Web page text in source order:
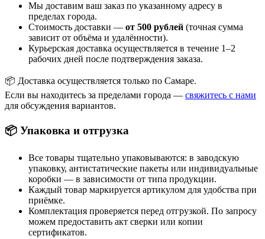
Мы доставим ваш заказ по указанному адресу в
пределах города.
Стоимость доставки — от 500 рублей (точная сумма
зависит от объёма и удалённости).
Курьерская доставка осуществляется в течение 1–2
рабочих дней после подтверждения заказа.
📦 Доставка осуществляется только по Самаре.
Если вы находитесь за пределами города — свяжитесь с нами
для обсуждения вариантов.
📦 Упаковка и отгрузка
Все товары тщательно упаковываются: в заводскую
упаковку, антистатические пакеты или индивидуальные
коробки — в зависимости от типа продукции.
Каждый товар маркируется артикулом для удобства при
приёмке.
Комплектация проверяется перед отгрузкой. По запросу
можем предоставить акт сверки или копии
сертификатов.